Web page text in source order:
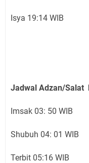
Isya 19:14 WIB
Jadwal Adzan/Salat
Imsak 03: 50 WIB
Shubuh 04: 01 WIB
Terbit 05:16 WIB